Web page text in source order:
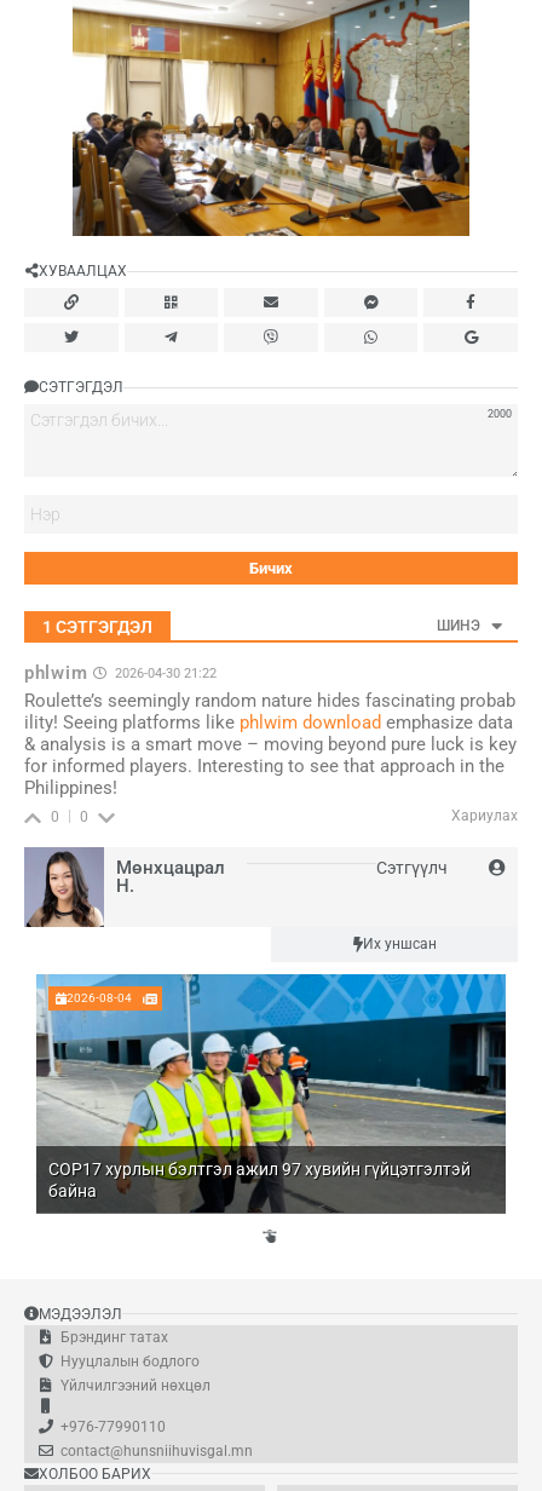
Мөнхцацрал
Н.
Сэтгүүлч
Их уншсан
2026-08-04
COP17 хурлын бэлтгэл ажил 97 хувийн гүйцэтгэлтэй
байна
ХУВААЛЦАХ
СЭТГЭГДЭЛ
2000
1 СЭТГЭГДЭЛ ШИНЭ
phlwim 2026-04-30 21:22
Roulette’s seemingly random nature hides fascinating probab
ility! Seeing platforms like phlwim download emphasize data
& analysis is a smart move – moving beyond pure luck is key
for informed players. Interesting to see that approach in the
Philippines!
0 0 Хариулах
МЭДЭЭЛЭЛ
Брэндинг татах
Нууцлалын бодлого
Үйлчилгээний нөхцөл
+976-77990110
contact@hunsniihuvisgal.mn
ХОЛБОО БАРИХ